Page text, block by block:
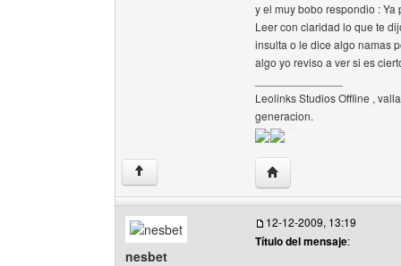
y el muy bobo respondio :
Leer con claridad lo que te
insulta o le dice algo namas
algo yo reviso a ver si es
Leolinks Studios Offline ,
generacion.
↑ Visitar sitio web del
nesbet
12-12-2009, 13:19
Título del mensaje: